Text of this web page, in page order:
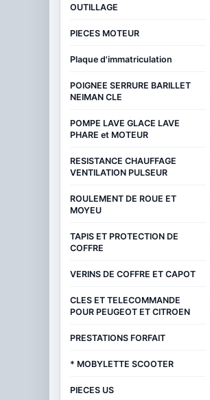
OUTILLAGE
PIECES MOTEUR
Plaque d'immatriculation
POIGNEE SERRURE BARILLET
NEIMAN CLE
POMPE LAVE GLACE LAVE
PHARE et MOTEUR
RESISTANCE CHAUFFAGE
VENTILATION PULSEUR
ROULEMENT DE ROUE ET
MOYEU
TAPIS ET PROTECTION DE
COFFRE
VERINS DE COFFRE ET CAPOT
CLES ET TELECOMMANDE
POUR PEUGEOT ET CITROEN
PRESTATIONS FORFAIT
* MOBYLETTE SCOOTER
PIECES US